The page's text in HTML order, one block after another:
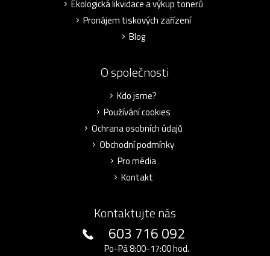
Ekologická likvidace a výkup tonerů
Pronájem tiskových zařízení
Blog
O společnosti
Kdo jsme?
Používání cookies
Ochrana osobních údajů
Obchodní podmínky
Pro média
Kontakt
Kontaktujte nás
603 716 092
Po-Pá 8:00-17:00 hod.